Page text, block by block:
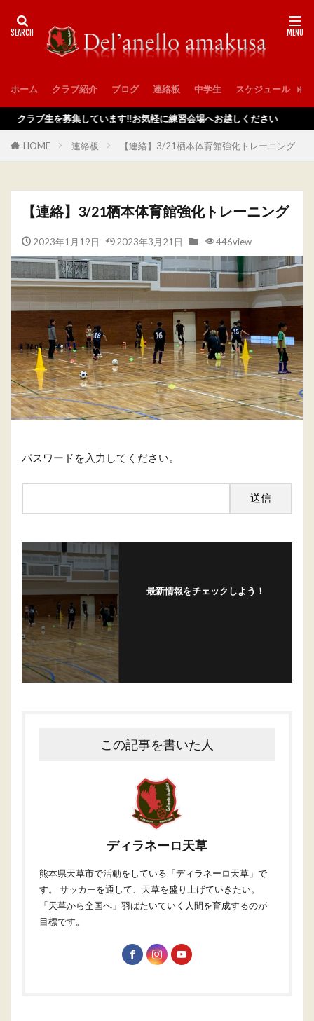
ホーム クラブ紹介 ブログ 連絡板 中学生 スケジュール
ブ生を募集しています‼️お気軽に練習会場へお越しください
HOME 連絡板 【連絡】3/21栖本体育館強化トレーニング
【連絡】3/21栖本体育館強化トレーニング
2023年1月19日 2023年3月21日 446view
パスワードを入力してください。
最新情報をチェックしよう！
この記事を書いた人
ディラネーロ天草
熊本県天草市で活動をしている「ディラネーロ天草」で
す。 サッカーを通して、天草を盛り上げていきたい。
「天草から全国へ」羽ばたいていく人間を育成するのが
目標です。